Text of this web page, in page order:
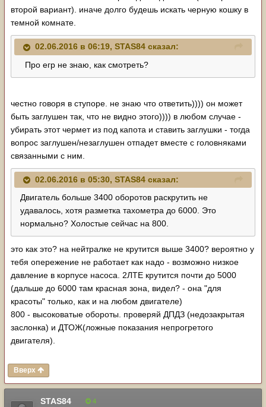
второй вариант). иначе долго будешь искать черную кошку в
темной комнате.
02.06.2016 в 06:19, STAS84 сказал:
Про егр не знаю, как смотреть?
честно говоря в ступоре. не знаю что ответить)))) он может
быть заглушен так, что не видно этого)))) в любом случае -
убирать этот чермет из под капота и ставить заглушки - тогда
вопрос заглушен/незаглушен отпадет вместе с головняками
связанными с ним.
02.06.2016 в 05:30, STAS84 сказал:
Двигатель больше 3400 оборотов раскрутить не
удавалось, хотя разметка тахометра до 6000. Это
нормально? Холостые сейчас на 800.
это как это? на нейтралке не крутится выше 3400? вероятно у
тебя опережение не работает как надо - возможно низкое
давление в корпусе насоса. 2ЛТЕ крутится почти до 5000
(дальше до 6000 там красная зона, видел? - она "для
красоты" только, как и на любом двигателе)
800 - высоковатые обороты. проверяй ДПДЗ (недозакрытая
заслонка) и ДТОЖ(ложные показания непрогретого
двигателя).
Вверх
STAS84 4